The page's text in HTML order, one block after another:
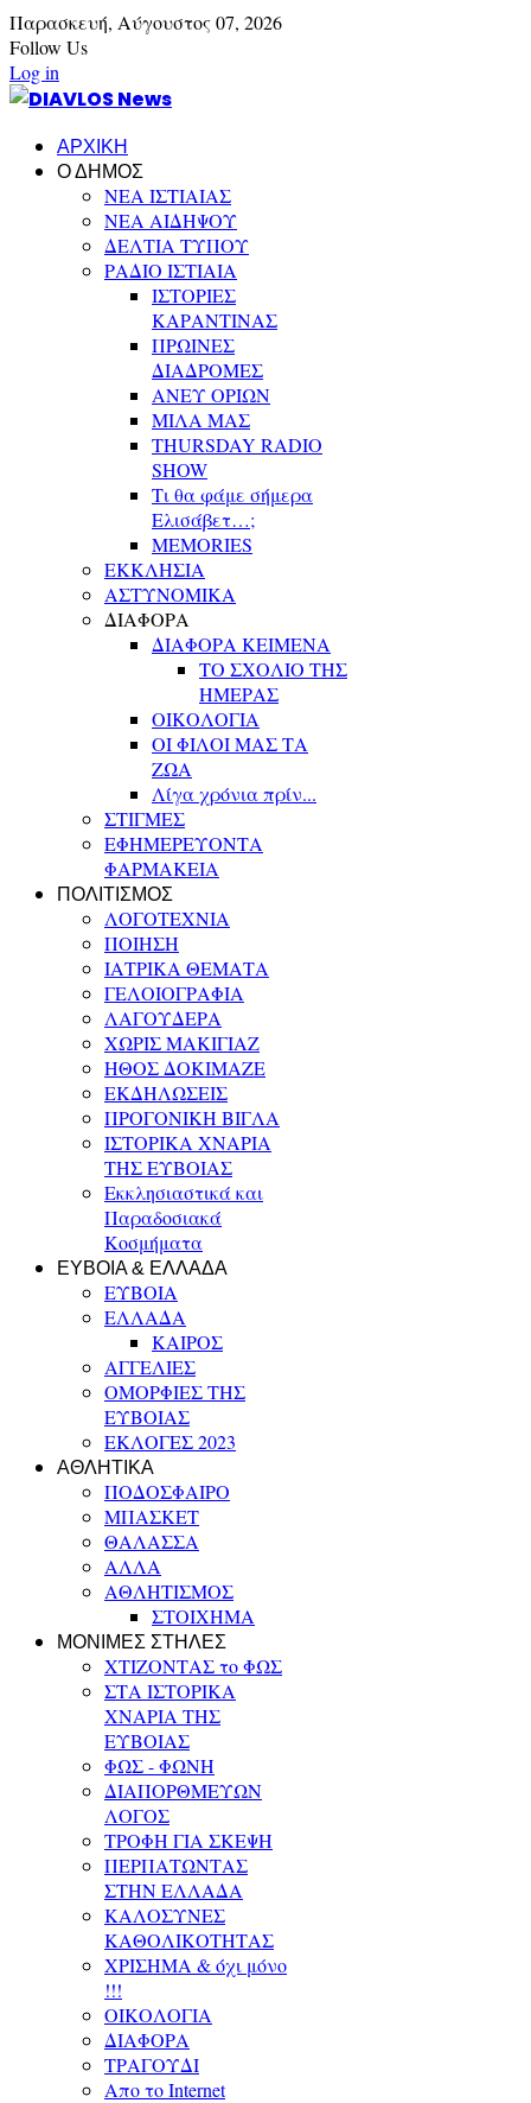
Παρασκευή, Αύγουστος 07, 2026
Follow Us
Log in
ΑΡΧΙΚΗ
Ο ΔΗΜΟΣ
ΝΕΑ ΙΣΤΙΑΙΑΣ
ΝΕΑ ΑΙΔΗΨΟΥ
ΔΕΛΤΙΑ ΤΥΠΟΥ
ΡΑΔΙΟ ΙΣΤΙΑΙΑ
ΙΣΤΟΡΙΕΣ
ΚΑΡΑΝΤΙΝΑΣ
ΠΡΩΙΝΕΣ
ΔΙΑΔΡΟΜΕΣ
ΑΝΕΥ ΟΡΙΩΝ
ΜΙΛΑ ΜΑΣ
THURSDAY RADIO
SHOW
Τι θα φάμε σήμερα
Ελισάβετ…;
MEMORIES
ΕΚΚΛΗΣΙΑ
ΑΣΤΥΝΟΜΙΚΑ
ΔΙΑΦΟΡΑ
ΔΙΑΦΟΡΑ ΚΕΙΜΕΝΑ
ΤΟ ΣΧΟΛΙΟ ΤΗΣ
ΗΜΕΡΑΣ
ΟΙΚΟΛΟΓΙΑ
ΟΙ ΦΙΛΟΙ ΜΑΣ ΤΑ
ΖΩΑ
Λίγα χρόνια πρίν...
ΣΤΙΓΜΕΣ
ΕΦΗΜΕΡΕΥΟΝΤΑ
ΦΑΡΜΑΚΕΙΑ
ΠΟΛΙΤΙΣΜΟΣ
ΛΟΓΟΤΕΧΝΙΑ
ΠΟΙΗΣΗ
ΙΑΤΡΙΚΑ ΘΕΜΑΤΑ
ΓΕΛΟΙΟΓΡΑΦΙΑ
ΛΑΓΟΥΔΕΡΑ
ΧΩΡΙΣ ΜΑΚΙΓΙΑΖ
ΗΘΟΣ ΔΟΚΙΜΑΖΕ
ΕΚΔΗΛΩΣΕΙΣ
ΠΡΟΓΟΝΙΚΗ ΒΙΓΛΑ
ΙΣΤΟΡΙΚΑ ΧΝΑΡΙΑ
ΤΗΣ ΕΥΒΟΙΑΣ
Εκκλησιαστικά και
Παραδοσιακά
Κοσμήματα
ΕΥΒΟΙΑ & ΕΛΛΑΔΑ
ΕΥΒΟΙΑ
ΕΛΛΑΔΑ
ΚΑΙΡΟΣ
ΑΓΓΕΛΙΕΣ
ΟΜΟΡΦΙΕΣ ΤΗΣ
ΕΥΒΟΙΑΣ
ΕΚΛΟΓΕΣ 2023
ΑΘΛΗΤΙΚΑ
ΠΟΔΟΣΦΑΙΡΟ
ΜΠΑΣΚΕΤ
ΘΑΛΑΣΣΑ
ΑΛΛΑ
ΑΘΛΗΤΙΣΜΟΣ
ΣΤΟΙΧΗΜΑ
ΜΟΝΙΜΕΣ ΣΤΗΛΕΣ
ΧΤΙΖΟΝΤΑΣ το ΦΩΣ
ΣΤΑ ΙΣΤΟΡΙΚΑ
ΧΝΑΡΙΑ ΤΗΣ
ΕΥΒΟΙΑΣ
ΦΩΣ - ΦΩΝΗ
ΔΙΑΠΟΡΘΜΕΥΩΝ
ΛΟΓΟΣ
ΤΡΟΦΗ ΓΙΑ ΣΚΕΨΗ
ΠΕΡΠΑΤΩΝΤΑΣ
ΣΤΗΝ ΕΛΛΑΔΑ
ΚΑΛΟΣΥΝΕΣ
ΚΑΘΟΛΙΚΟΤΗΤΑΣ
ΧΡΙΣΗΜΑ & όχι μόνο
!!!
ΟΙΚΟΛΟΓΙΑ
ΔΙΑΦΟΡΑ
ΤΡΑΓΟΥΔΙ
Απο το Internet